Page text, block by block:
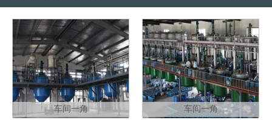
车间一角 车间一角